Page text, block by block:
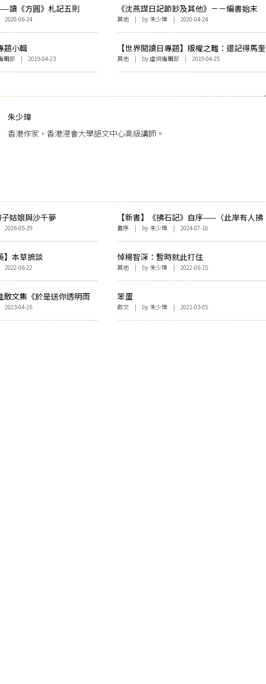
讀《方圓》札記五則
06-24
《沈燕謀日記節鈔及其他》－－編書始末
其他 | by 朱少璋 | 2020-04-24
題小輯
部 | 2019-04-23
【世界閱讀日專題】版權之難：還記得馬奎
斯對中國的怒吼嗎？
其他 | by 虛詞編輯部 | 2019-04-25
朱少璋
香港作家，香港浸會大學語文中心高級講師。
姑娘與沙千夢
05-29
【新書】《拂石記》自序——〈此岸有人拂
石〉
書序 | by 朱少璋 | 2024-07-18
】本草摭談
06-22
悼楊智深：暫時就此打住
其他 | by 朱少璋 | 2022-06-15
散文集《於是送你透明雨
04-26
笨蛋
散文 | by 朱少璋 | 2021-03-05